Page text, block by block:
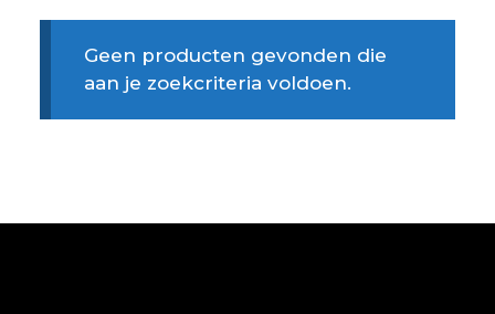
Geen producten gevonden die
aan je zoekcriteria voldoen.